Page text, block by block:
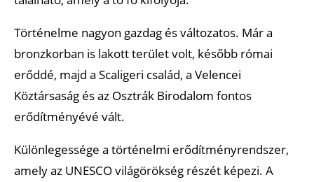
Történelme nagyon gazdag és változatos. Már a
bronzkorban is lakott terület volt, később római
erőddé, majd a Scaligeri család, a Velencei
Köztársaság és az Osztrák Birodalom fontos
erődítményévé vált.
Különlegessége a történelmi erődítményrendszer,
amely az UNESCO világörökség részét képezi. A